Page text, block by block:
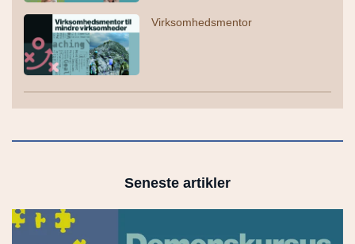
Virksomhedsmentor
Seneste artikler